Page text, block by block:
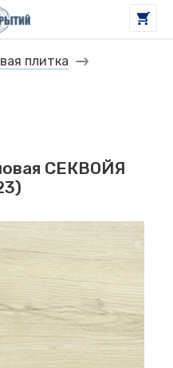
плитка
СЕКВОЙЯ